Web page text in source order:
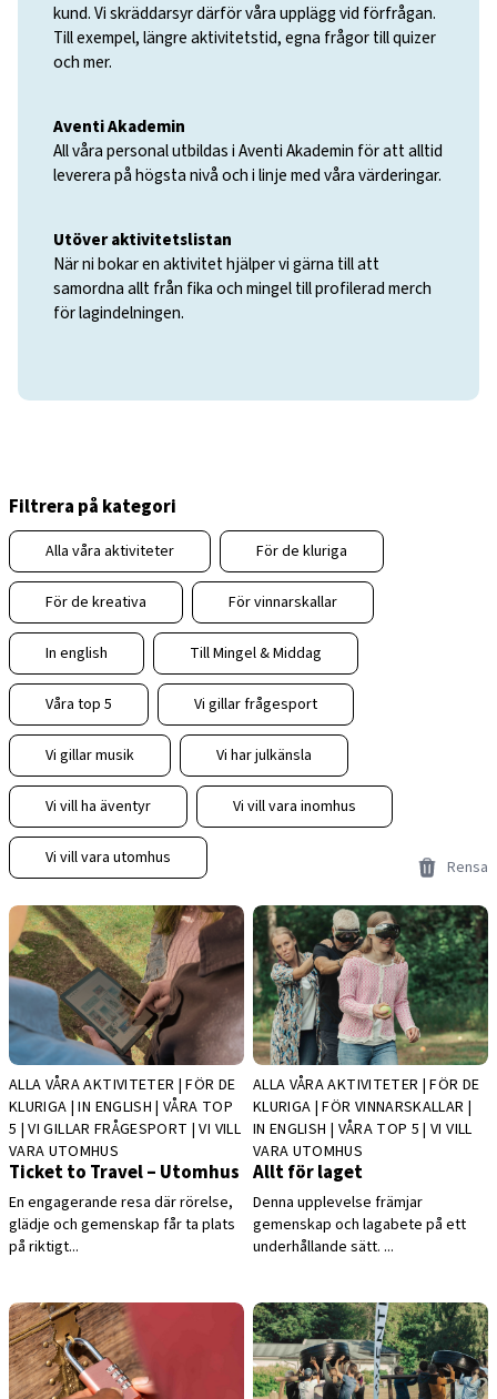
kund. Vi skräddarsyr därför våra upplägg vid förfrågan.
Till exempel, längre aktivitetstid, egna frågor till quizer
och mer.
Aventi Akademin
All våra personal utbildas i Aventi Akademin för att alltid
leverera på högsta nivå och i linje med våra värderingar.
Utöver aktivitetslistan
När ni bokar en aktivitet hjälper vi gärna till att
samordna allt från fika och mingel till profilerad merch
för lagindelningen.
Filtrera på kategori
Alla våra aktiviteter För de kluriga
För de kreativa För vinnarskallar
In english Till Mingel & Middag
Våra top 5 Vi gillar frågesport
Vi gillar musik Vi har julkänsla
Vi vill ha äventyr Vi vill vara inomhus
Vi vill vara utomhus Rensa
ALLA VÅRA AKTIVITETER | FÖR DE
KLURIGA | IN ENGLISH | VÅRA TOP
5 | VI GILLAR FRÅGESPORT | VI VILL
VARA UTOMHUS
Ticket to Travel – Utomhus
En engagerande resa där rörelse,
glädje och gemenskap får ta plats
på riktigt...
ALLA VÅRA AKTIVITETER | FÖR DE
KLURIGA | FÖR VINNARSKALLAR |
IN ENGLISH | VÅRA TOP 5 | VI VILL
VARA UTOMHUS
Allt för laget
Denna upplevelse främjar
gemenskap och lagabete på ett
underhållande sätt. ...